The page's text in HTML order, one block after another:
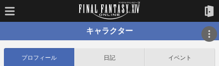
キャラクター
プロフィール 日記 イベント